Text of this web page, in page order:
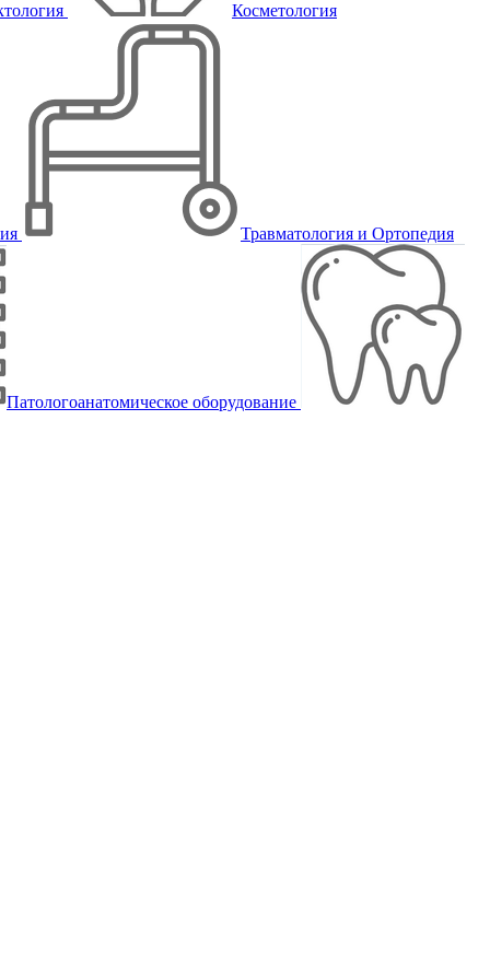
Косметология
Травматология и Ортопедия
Патологоанатомическое оборудование